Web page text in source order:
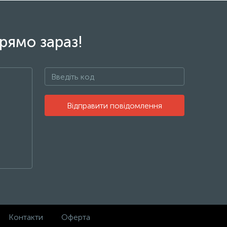
зараз!
Відправити повідомлення
Контакти Оферта